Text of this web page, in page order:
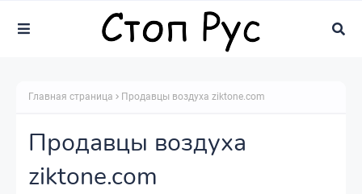
Главная страница Продавцы воздуха ziktone.com
Продавцы воздуха
ziktone.com